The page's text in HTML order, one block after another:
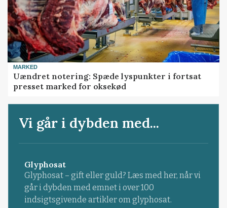
MARKED
Uændret notering: Spæde lyspunkter i fortsat
presset marked for oksekød
Vi går i dybden med...
Glyphosat
Glyphosat – gift eller guld? Læs med her, når vi
går i dybden med emnet i over 100
indsigtsgivende artikler om glyphosat.